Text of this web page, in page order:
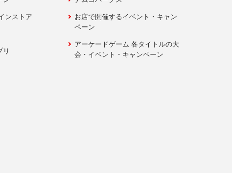
ンストア
リ
お店で開催するイベント・キャン
ペーン
アーケードゲーム 各タイトルの大
会・イベント・キャンペーン